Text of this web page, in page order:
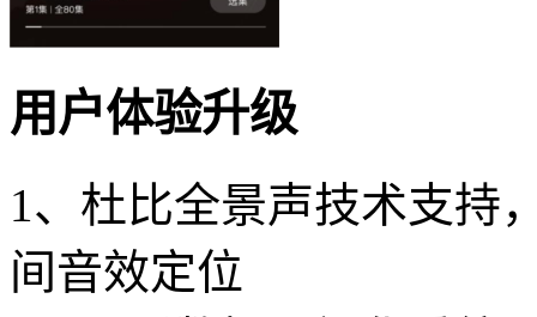
用户体验升级
1、杜比全景声技术支持
间音效定位